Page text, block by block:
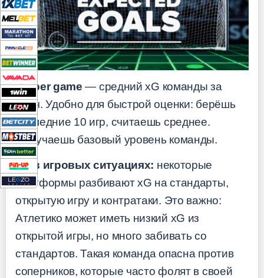
xG per game — средний xG команды за
матч. Удобно для быстрой оценки: берёшь
последние 10 игр, считаешь среднее.
Получаешь базовый уровень команды.
xG в игровых ситуациях: некоторые
платформы разбивают xG на стандарты,
открытую игру и контратаки. Это важно:
Атлетико может иметь низкий xG из
открытой игры, но много забивать со
стандартов. Такая команда опасна против
соперников, которые часто фолят в своей